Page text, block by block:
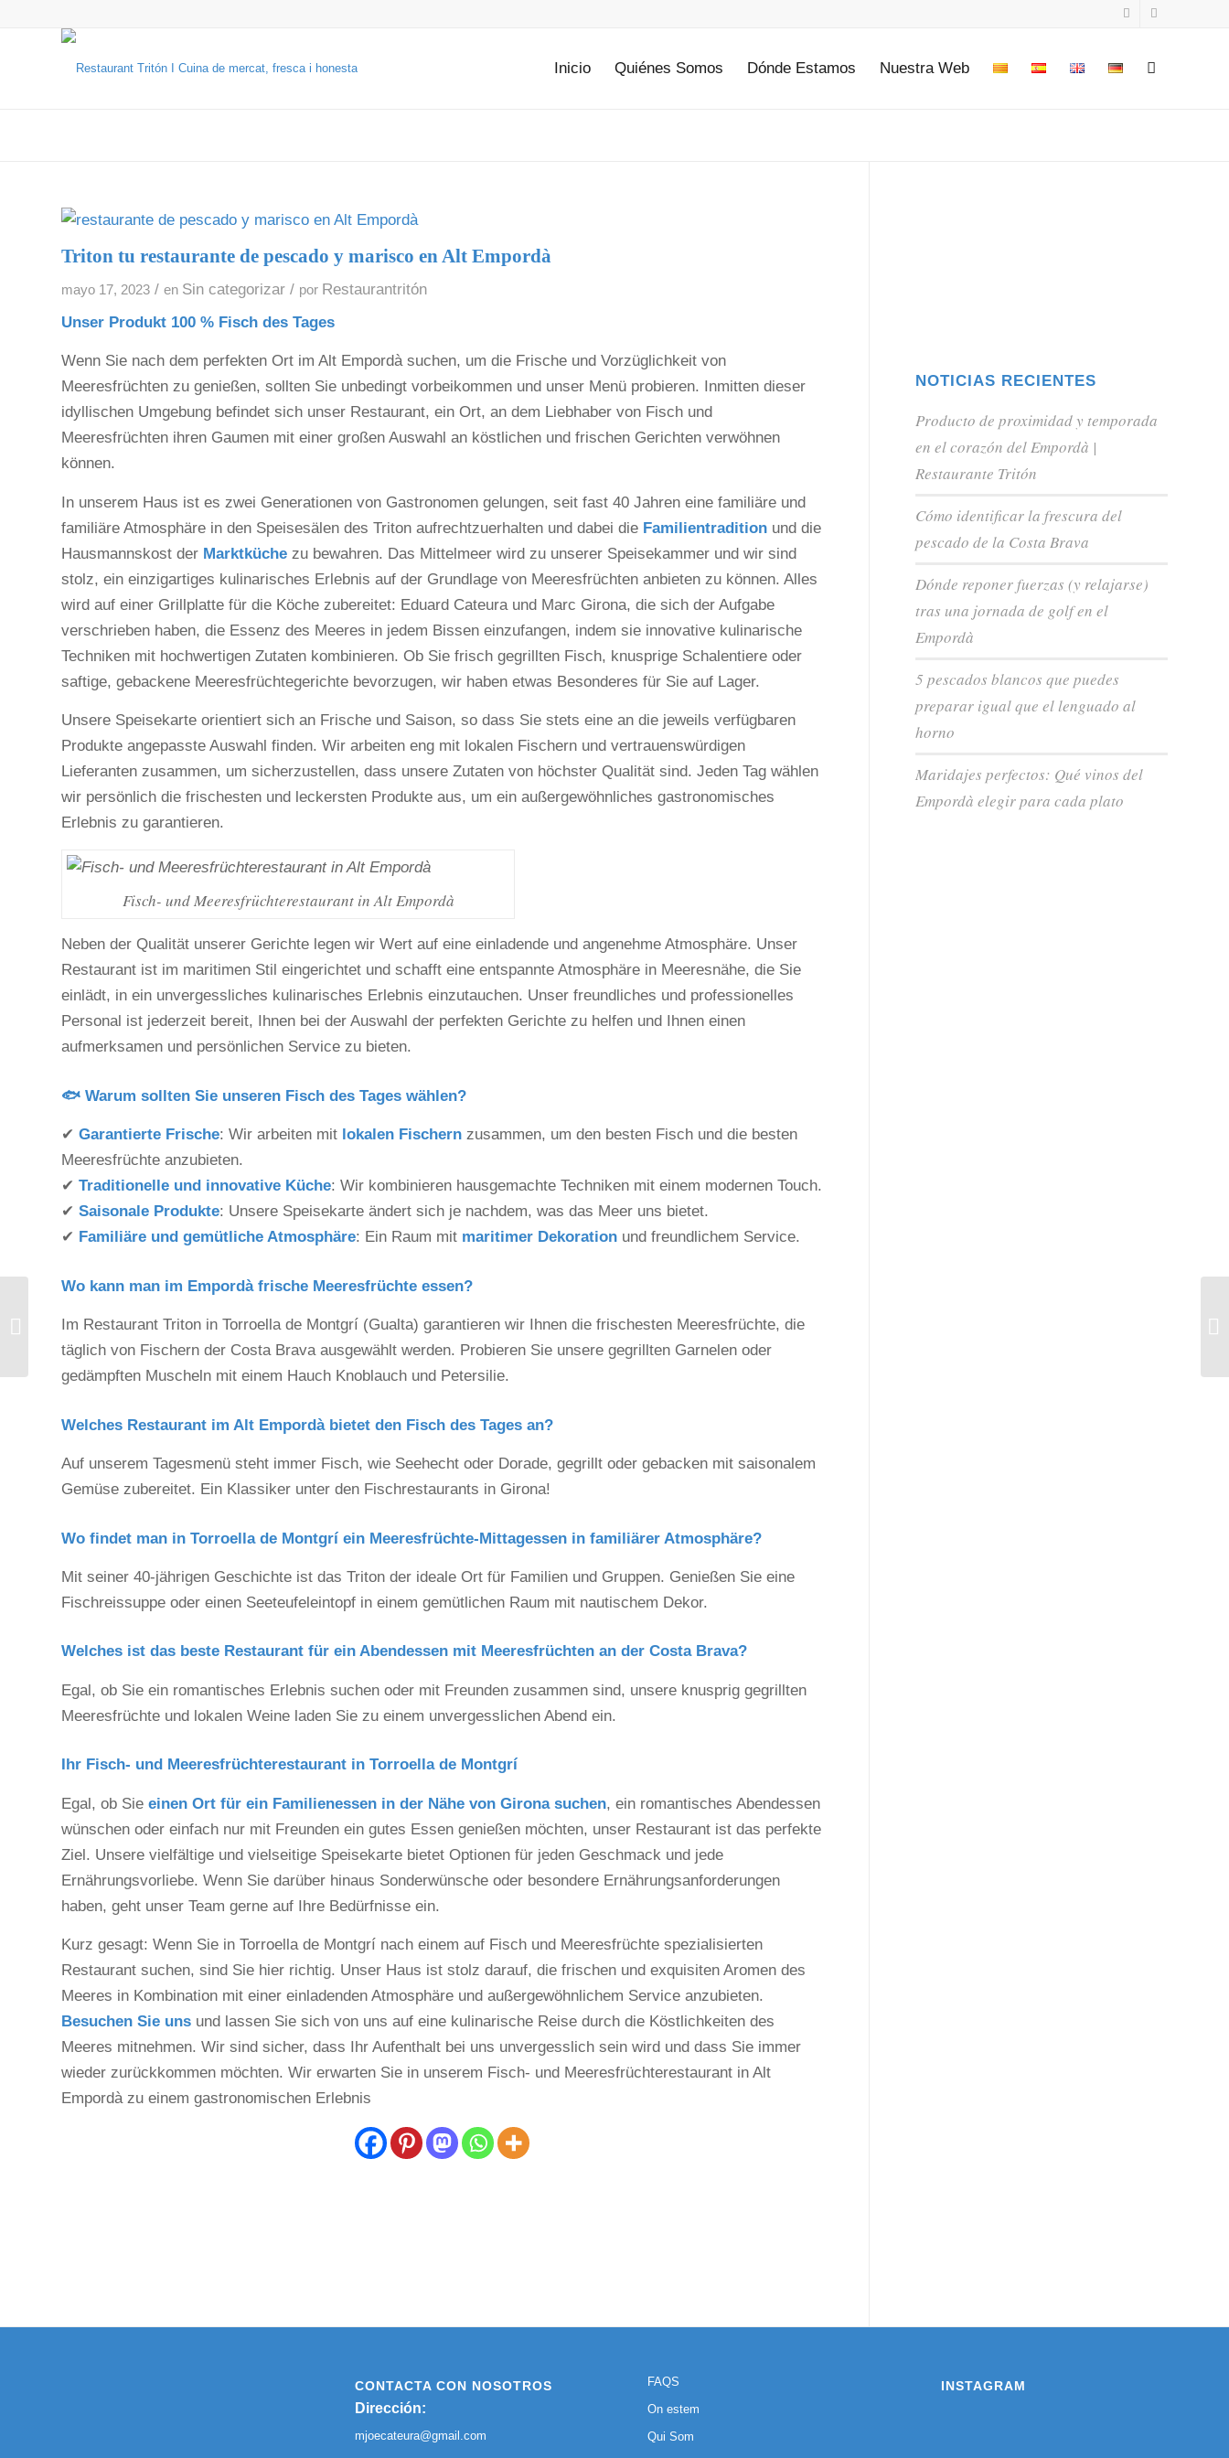
Inicio Quiénes Somos Dónde Estamos Nuestra Web
Triton tu restaurante de pescado y marisco en Alt Empordà
mayo 17, 2023 / en Sin categorizar / por Restaurantritón
Unser Produkt 100 % Fisch des Tages
Wenn Sie nach dem perfekten Ort im Alt Empordà suchen, um die Frische und Vorzüglichkeit von
Meeresfrüchten zu genießen, sollten Sie unbedingt vorbeikommen und unser Menü probieren. Inmitten dieser
idyllischen Umgebung befindet sich unser Restaurant, ein Ort, an dem Liebhaber von Fisch und
Meeresfrüchten ihren Gaumen mit einer großen Auswahl an köstlichen und frischen Gerichten verwöhnen
können.
In unserem Haus ist es zwei Generationen von Gastronomen gelungen, seit fast 40 Jahren eine familiäre und
familiäre Atmosphäre in den Speisesälen des Triton aufrechtzuerhalten und dabei die Familientradition und die
Hausmannskost der Marktküche zu bewahren. Das Mittelmeer wird zu unserer Speisekammer und wir sind
stolz, ein einzigartiges kulinarisches Erlebnis auf der Grundlage von Meeresfrüchten anbieten zu können. Alles
wird auf einer Grillplatte für die Köche zubereitet: Eduard Cateura und Marc Girona, die sich der Aufgabe
verschrieben haben, die Essenz des Meeres in jedem Bissen einzufangen, indem sie innovative kulinarische
Techniken mit hochwertigen Zutaten kombinieren. Ob Sie frisch gegrillten Fisch, knusprige Schalentiere oder
saftige, gebackene Meeresfrüchtegerichte bevorzugen, wir haben etwas Besonderes für Sie auf Lager.
Unsere Speisekarte orientiert sich an Frische und Saison, so dass Sie stets eine an die jeweils verfügbaren
Produkte angepasste Auswahl finden. Wir arbeiten eng mit lokalen Fischern und vertrauenswürdigen
Lieferanten zusammen, um sicherzustellen, dass unsere Zutaten von höchster Qualität sind. Jeden Tag wählen
wir persönlich die frischesten und leckersten Produkte aus, um ein außergewöhnliches gastronomisches
Erlebnis zu garantieren.
Fisch- und Meeresfrüchterestaurant in Alt Empordà
Neben der Qualität unserer Gerichte legen wir Wert auf eine einladende und angenehme Atmosphäre. Unser
Restaurant ist im maritimen Stil eingerichtet und schafft eine entspannte Atmosphäre in Meeresnähe, die Sie
einlädt, in ein unvergessliches kulinarisches Erlebnis einzutauchen. Unser freundliches und professionelles
Personal ist jederzeit bereit, Ihnen bei der Auswahl der perfekten Gerichte zu helfen und Ihnen einen
aufmerksamen und persönlichen Service zu bieten.
🐟 Warum sollten Sie unseren Fisch des Tages wählen?
✔ Garantierte Frische: Wir arbeiten mit lokalen Fischern zusammen, um den besten Fisch und die besten
Meeresfrüchte anzubieten.
✔ Traditionelle und innovative Küche: Wir kombinieren hausgemachte Techniken mit einem modernen Touch.
✔ Saisonale Produkte: Unsere Speisekarte ändert sich je nachdem, was das Meer uns bietet.
✔ Familiäre und gemütliche Atmosphäre: Ein Raum mit maritimer Dekoration und freundlichem Service.
Wo kann man im Empordà frische Meeresfrüchte essen?
Im Restaurant Triton in Torroella de Montgrí (Gualta) garantieren wir Ihnen die frischesten Meeresfrüchte, die
täglich von Fischern der Costa Brava ausgewählt werden. Probieren Sie unsere gegrillten Garnelen oder
gedämpften Muscheln mit einem Hauch Knoblauch und Petersilie.
Welches Restaurant im Alt Empordà bietet den Fisch des Tages an?
Auf unserem Tagesmenü steht immer Fisch, wie Seehecht oder Dorade, gegrillt oder gebacken mit saisonalem
Gemüse zubereitet. Ein Klassiker unter den Fischrestaurants in Girona!
Wo findet man in Torroella de Montgrí ein Meeresfrüchte-Mittagessen in familiärer Atmosphäre?
Mit seiner 40-jährigen Geschichte ist das Triton der ideale Ort für Familien und Gruppen. Genießen Sie eine
Fischreissuppe oder einen Seeteufeleintopf in einem gemütlichen Raum mit nautischem Dekor.
Welches ist das beste Restaurant für ein Abendessen mit Meeresfrüchten an der Costa Brava?
Egal, ob Sie ein romantisches Erlebnis suchen oder mit Freunden zusammen sind, unsere knusprig gegrillten
Meeresfrüchte und lokalen Weine laden Sie zu einem unvergesslichen Abend ein.
Ihr Fisch- und Meeresfrüchterestaurant in Torroella de Montgrí
Egal, ob Sie einen Ort für ein Familienessen in der Nähe von Girona suchen, ein romantisches Abendessen
wünschen oder einfach nur mit Freunden ein gutes Essen genießen möchten, unser Restaurant ist das perfekte
Ziel. Unsere vielfältige und vielseitige Speisekarte bietet Optionen für jeden Geschmack und jede
Ernährungsvorliebe. Wenn Sie darüber hinaus Sonderwünsche oder besondere Ernährungsanforderungen
haben, geht unser Team gerne auf Ihre Bedürfnisse ein.
Kurz gesagt: Wenn Sie in Torroella de Montgrí nach einem auf Fisch und Meeresfrüchte spezialisierten
Restaurant suchen, sind Sie hier richtig. Unser Haus ist stolz darauf, die frischen und exquisiten Aromen des
Meeres in Kombination mit einer einladenden Atmosphäre und außergewöhnlichem Service anzubieten.
Besuchen Sie uns und lassen Sie sich von uns auf eine kulinarische Reise durch die Köstlichkeiten des
Meeres mitnehmen. Wir sind sicher, dass Ihr Aufenthalt bei uns unvergesslich sein wird und dass Sie immer
wieder zurückkommen möchten. Wir erwarten Sie in unserem Fisch- und Meeresfrüchterestaurant in Alt
Empordà zu einem gastronomischen Erlebnis
NOTICIAS RECIENTES
Producto de proximidad y temporada
en el corazón del Empordà |
Restaurante Tritón
Cómo identificar la frescura del
pescado de la Costa Brava
Dónde reponer fuerzas (y relajarse)
tras una jornada de golf en el
Empordà
5 pescados blancos que puedes
preparar igual que el lenguado al
horno
Maridajes perfectos: Qué vinos del
Empordà elegir para cada plato
CONTACTA CON NOSOTROS
Dirección:
mjoecateura@gmail.com
FAQS
On estem
Qui Som
INSTAGRAM
Comida final de curso en